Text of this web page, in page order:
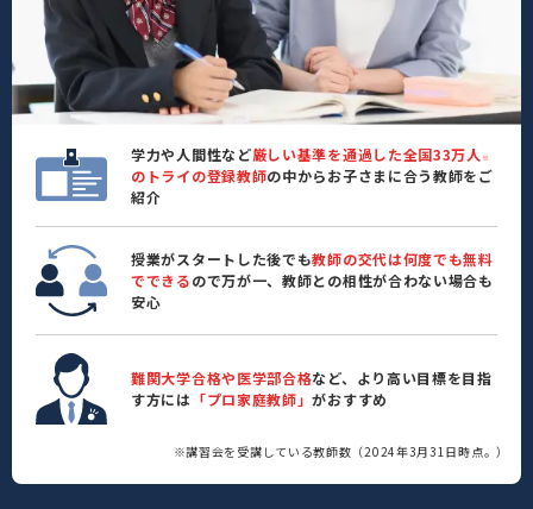
学力や人間性など厳しい基準を通過した全国33万人 ※
のトライの登録教師の中からお子さまに合う教師をご
紹介
授業がスタートした後でも教師の交代は何度でも無料
でできるので万が一、教師との相性が合わない場合も
安心
難関大学合格や医学部合格など、より高い目標を目指
す方には 「プロ家庭教師」がおすすめ
※講習会を受講している教師数（2024年3月31日時点。）